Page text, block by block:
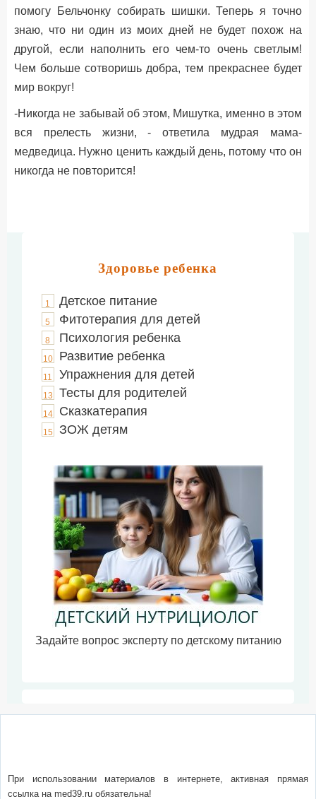
помогу Бельчонку собирать шишки. Теперь я точно
знаю, что ни один из моих дней не будет похож на
другой, если наполнить его чем-то очень светлым!
Чем больше сотворишь добра, тем прекраснее будет
мир вокруг!
-Никогда не забывай об этом, Мишутка, именно в этом
вся прелесть жизни, - ответила мудрая мама-
медведица. Нужно ценить каждый день, потому что он
никогда не повторится!
Здоровье ребенка
1 Детское питание
5 Фитотерапия для детей
8 Психология ребенка
10 Развитие ребенка
11 Упражнения для детей
13 Тесты для родителей
14 Сказкатерапия
15 ЗОЖ детям
Задайте вопрос эксперту по детскому питанию
При использовании материалов в интернете, активная прямая
ссылка на med39.ru обязательна!